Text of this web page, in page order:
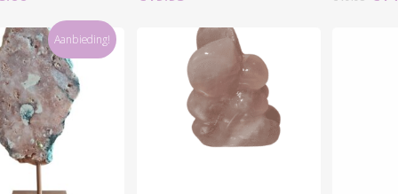
is:
€18.00.
Aanbieding!